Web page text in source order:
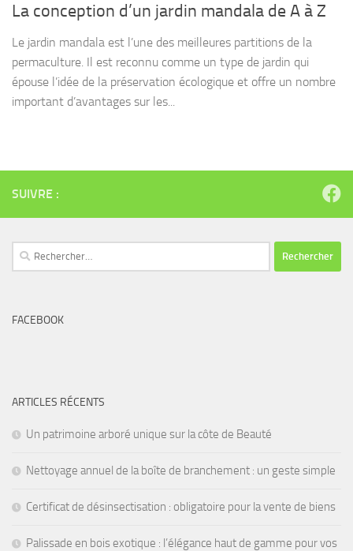
La conception d’un jardin mandala de A à Z
Le jardin mandala est l’une des meilleures partitions de la
permaculture. Il est reconnu comme un type de jardin qui
épouse l’idée de la préservation écologique et offre un nombre
important d’avantages sur les...
SUIVRE :
Rechercher :
FACEBOOK
ARTICLES RÉCENTS
Un patrimoine arboré unique sur la côte de Beauté
Nettoyage annuel de la boîte de branchement : un geste simple
Certificat de désinsectisation : obligatoire pour la vente de biens
Palissade en bois exotique : l’élégance haut de gamme pour vos